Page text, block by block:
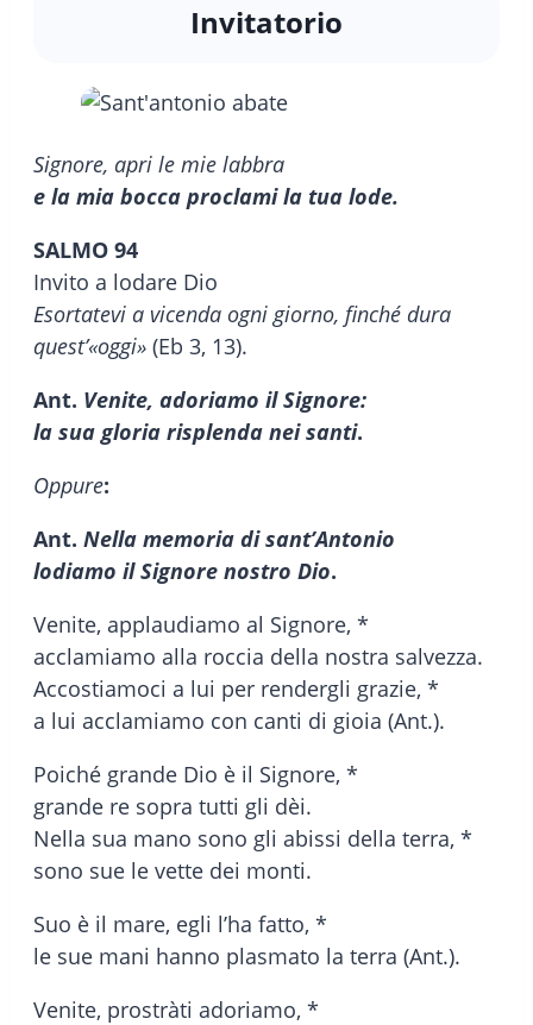
Invitatorio
Signore, apri le mie labbra
e la mia bocca proclami la tua lode.
SALMO 94
Invito a lodare Dio
Esortatevi a vicenda ogni giorno, finché dura
quest’«oggi» (Eb 3, 13).
Ant. Venite, adoriamo il Signore:
la sua gloria risplenda nei santi.
Oppure:
Ant. Nella memoria di sant’Antonio
lodiamo il Signore nostro Dio.
Venite, applaudiamo al Signore, *
acclamiamo alla roccia della nostra salvezza.
Accostiamoci a lui per rendergli grazie, *
a lui acclamiamo con canti di gioia (Ant.).
Poiché grande Dio è il Signore, *
grande re sopra tutti gli dèi.
Nella sua mano sono gli abissi della terra, *
sono sue le vette dei monti.
Suo è il mare, egli l’ha fatto, *
le sue mani hanno plasmato la terra (Ant.).
Venite, prostràti adoriamo, *